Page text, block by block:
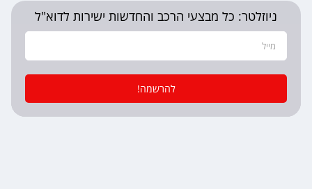
ניוזלטר: כל מבצעי הרכב והחדשות ישירות לדוא"ל
להרשמה!